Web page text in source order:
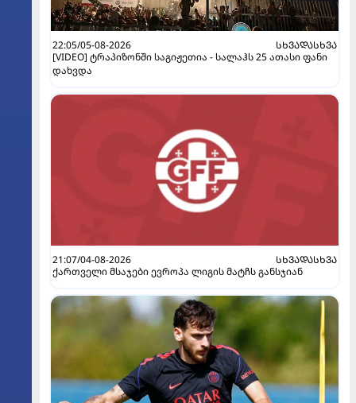
22:05/05-08-2026
ᲡᲮᲕᲐᲓᲐᲡᲮᲕᲐ
[VIDEO] ტრაპიზონში საგიჟეთია - სალაჰს 25 ათასი ფანი
დახვდა
21:07/04-08-2026
ᲡᲮᲕᲐᲓᲐᲡᲮᲕᲐ
ქართველი მსაჯები ევროპა ლიგის მატჩს განსჯიან